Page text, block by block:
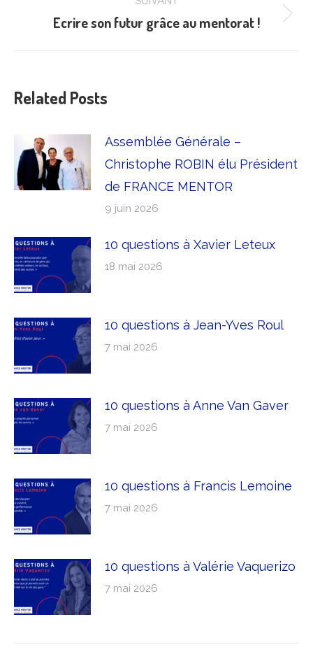
Article
Ecrire son futur grâce au mentorat !
Related Posts
Assemblée Générale –
Christophe ROBIN élu Président
de FRANCE MENTOR
9 juin 2026
10 questions à Xavier Leteux
18 mai 2026
10 questions à Jean-Yves Roul
7 mai 2026
10 questions à Anne Van Gaver
7 mai 2026
10 questions à Francis Lemoine
7 mai 2026
10 questions à Valérie Vaquerizo
7 mai 2026